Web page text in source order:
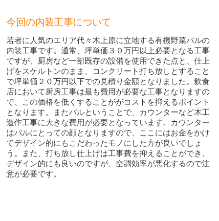
今回の内装工事について
若者に人気のエリア代々木上原に立地する有機野菜バルの
内装工事です。通常、坪単価３０万円以上必要となる工事
ですが、厨房など一部既存の設備を使用できた点と、仕上
げをスケルトンのまま、コンクリート打ち放しとすること
で坪単価２０万円以下での見積り金額となりました。飲食
店において厨房工事は最も費用が必要な工事となりますの
で、この価格を低くすることががコストを抑えるポイント
となります。またバルということで、カウンターなど木工
造作工事に大きな費用が必要となっています。カウンター
はバルにとっての顔となりますので、ここにはお金をかけ
てデザイン的にもこだわったモノにした方が良いでしょ
う。また、打ち放し仕上げは工事費を抑えることができ、
デザイン的にも良いのですが、空調効率が悪化するので注
意が必要です。